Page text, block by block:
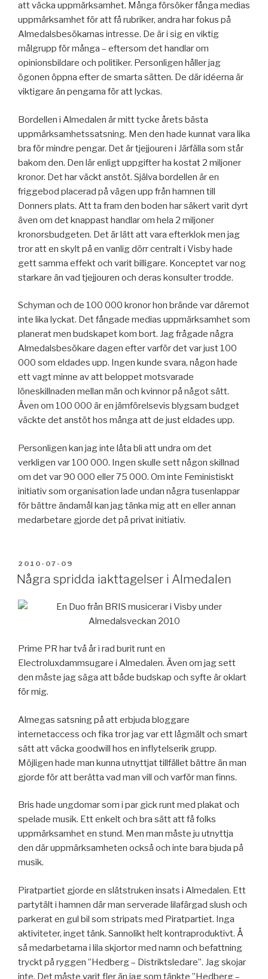
att väcka uppmärksamhet. Många försöker fånga medias
uppmärksamhet för att få rubriker, andra har fokus på
Almedalsbesökarnas intresse. De är i sig en viktig
målgrupp för många – eftersom det handlar om
opinionsbildare och politiker. Personligen håller jag
ögonen öppna efter de smarta sätten. De där idéerna är
viktigare än pengarna för att lyckas.
Bordellen i Almedalen är mitt tycke årets bästa
uppmärksamhetssatsning. Men den hade kunnat vara lika
bra för mindre pengar. Det är tjejjouren i Järfälla som står
bakom den. Den lär enligt uppgifter ha kostat 2 miljoner
kronor. Det har väckt anstöt. Själva bordellen är en
friggebod placerad på vägen upp från hamnen till
Donners plats. Att ta fram den boden har säkert varit dyrt
även om det knappast handlar om hela 2 miljoner
kronorsbudgeten. Det är lätt att vara efterklok men jag
tror att en skylt på en vanlig dörr centralt i Visby hade
gett samma effekt och varit billigare. Konceptet var nog
starkare än vad tjejjouren och deras konsulter trodde.
Schyman och de 100 000 kronor hon brände var däremot
inte lika lyckat. Det fångade medias uppmärksamhet som
planerat men budskapet kom bort. Jag frågade några
Almedalsbesökare dagen efter varför det var just 100
000 som eldades upp. Ingen kunde svara, någon hade
ett vagt minne av att beloppet motsvarade
löneskillnaden mellan män och kvinnor på något sätt.
Även om 100 000 är en jämförelsevis blygsam budget
väckte det anstöt hos många att de just eldades upp.
Personligen kan jag inte låta bli att undra om det
verkligen var 100 000. Ingen skulle sett någon skillnad
om det var 90 000 eller 75 000. Om inte Feministiskt
initiativ som organisation lade undan några tusenlappar
för bättre ändamål kan jag tänka mig att en eller annan
medarbetare gjorde det på privat initiativ.
POSTED
ON
2010-07-09
Några spridda iakttagelser i Almedalen
Prime PR har två år i rad burit runt en
Electroluxdammsugare i Almedalen. Även om jag sett
den måste jag säga att både budskap och syfte är oklart
för mig.
Almegas satsning på att erbjuda bloggare
internetaccess och fika tror jag var ett lågmält och smart
sätt att väcka goodwill hos en inflytelserik grupp.
Möjligen hade man kunna utnyttjat tillfället bättre än man
gjorde för att berätta vad man vill och varför man finns.
Bris hade ungdomar som i par gick runt med plakat och
spelade musik. Ett enkelt och bra sätt att få folks
uppmärksamhet en stund. Men man måste ju utnyttja
den där uppmärksamheten också och inte bara bjuda på
musik.
Piratpartiet gjorde en slätstruken insats i Almedalen. Ett
partytält i hamnen där man serverade lilafärgad slush och
parkerat en gul bil som stripats med Piratpartiet. Inga
aktiviteter, inget tänk. Sannolikt helt kontraproduktivt. Å
så medarbetarna i lila skjortor med namn och befattning
tryckt på ryggen ”Hedberg – Distriktsledare”. Jag skojar
inte. Det måste varit fler än jag som tänkte ”Hedberg –